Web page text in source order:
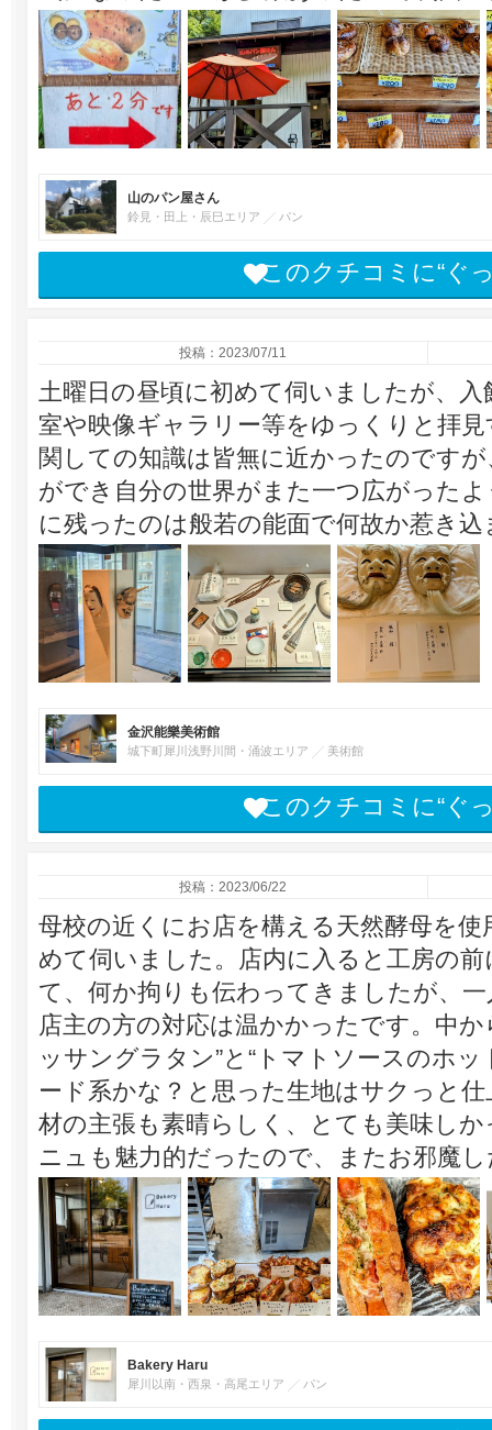
山のパン屋さん
鈴見・田上・辰巳エリア パン
このクチコミに“ぐ
投稿：2023/07/11
土曜日の昼頃に初めて伺いましたが、
室や映像ギャラリー等をゆっくりと拝
関しての知識は皆無に近かったのです
ができ自分の世界がまた一つ広がった
に残ったのは般若の能面で何故か惹き
金沢能樂美術館
城下町犀川浅野川間・涌波エリア 美術館
このクチコミに“ぐ
投稿：2023/06/22
母校の近くにお店を構える天然酵母を
めて伺いました。店内に入ると工房の
て、何か拘りも伝わってきましたが、
店主の方の対応は温かかったです。中
ッサングラタン”と“トマトソースのホ
ード系かな？と思った生地はサクっと
材の主張も素晴らしく、とても美味し
ニュも魅力的だったので、またお邪魔
Bakery Haru
犀川以南・西泉・高尾エリア パン